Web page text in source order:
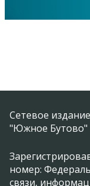
Сетевое
"Южное Бутово"
номер:
связи,